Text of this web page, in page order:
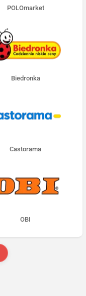
POLOmarket
Biedronka
Castorama
OBI